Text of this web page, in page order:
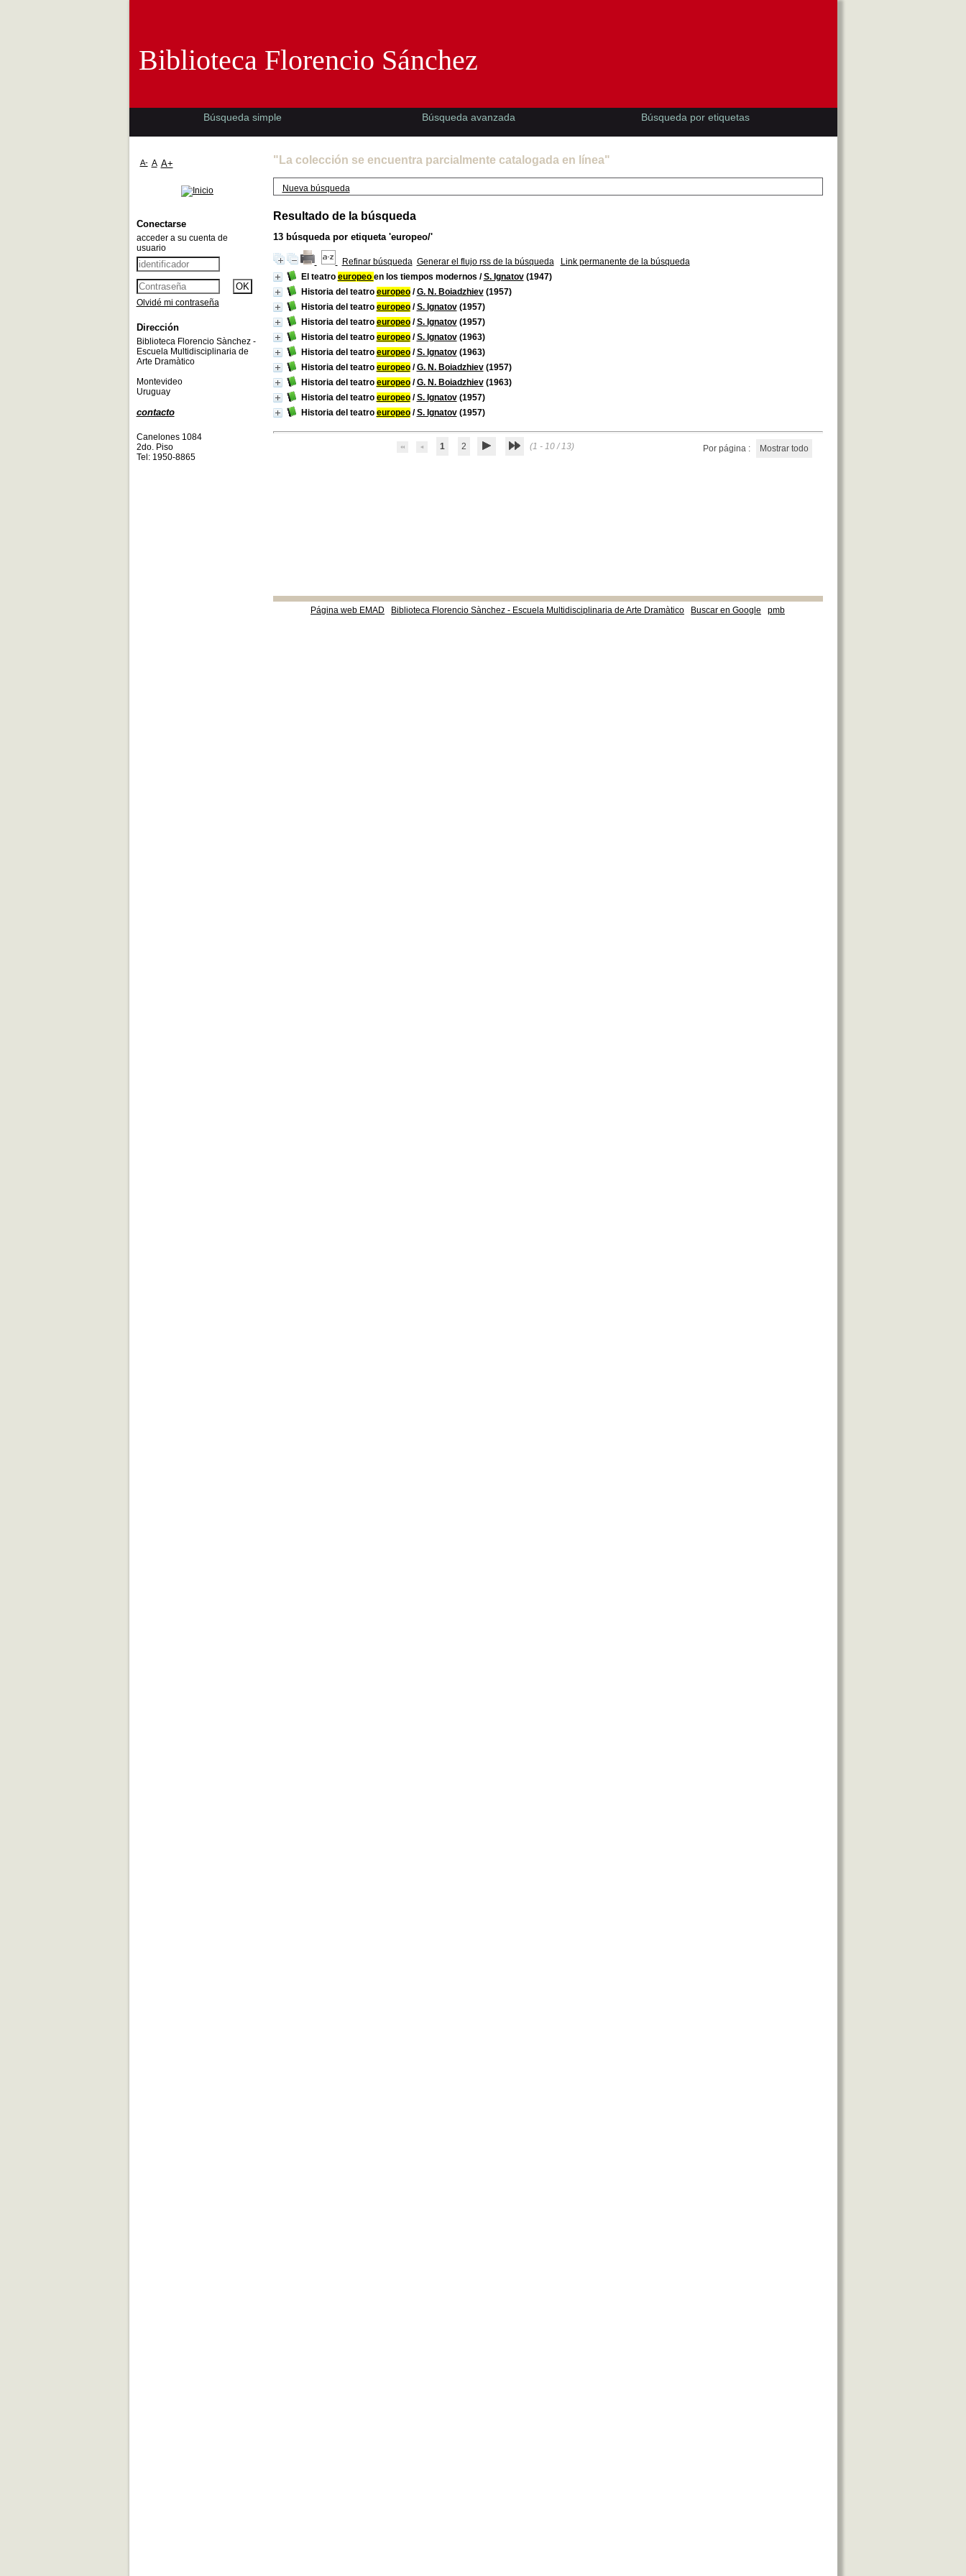
"La colección se encuentra parcialmente catalogada en línea"
Nueva búsqueda
Resultado de la búsqueda
13búsqueda por etiqueta 'europeo/'
Refinar búsqueda Generar el flujo rss de la búsqueda
Link permanente de la búsqueda
El teatro europeo en los tiempos modernos /S. Ignatov(1947)
Historia del teatro europeo/G. N. Boiadzhiev(1957)
Historia del teatro europeo/S. Ignatov(1957)
Historia del teatro europeo/S. Ignatov(1957)
Historia del teatro europeo/S. Ignatov(1963)
Historia del teatro europeo/S. Ignatov(1963)
Historia del teatro europeo/G. N. Boiadzhiev(1957)
Historia del teatro europeo/G. N. Boiadzhiev(1963)
Historia del teatro europeo/S. Ignatov(1957)
Historia del teatro europeo/S. Ignatov(1957)
1 2 (1 - 10 / 13) Por página : Mostrar todo
Página web EMAD Biblioteca Florencio Sànchez - Escuela Multidisciplinaria de Arte Dramàtico Buscar en Google pmb
Biblioteca Florencio Sánchez
Búsqueda simple Búsqueda avanzada Búsqueda por etiquetas
A- A A+
Conectarse
acceder a su cuenta de
usuario
Olvidé mi contraseña
Dirección
Biblioteca Florencio Sànchez -
Escuela Multidisciplinaria de
Arte Dramàtico
Montevideo
Uruguay
contacto
Canelones 1084
2do. Piso
Tel: 1950-8865